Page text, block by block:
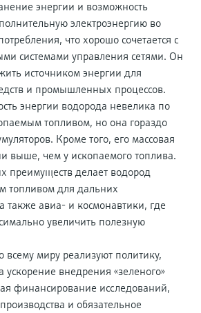
энергии и возможность
электроэнергию во
что хорошо сочетается с
системами управления сетями. Он
источником энергии для
и промышленных процессов.
энергии водорода невелика по
топливом, но она гораздо
Кроме того, его массовая
выше, чем у ископаемого топлива.
преимуществ делает водород
топливом для дальних
также авиа- и космонавтики, где
увеличить полезную
всему миру реализуют политику,
внедрения «зеленого»
финансирование исследований,
и обязательное